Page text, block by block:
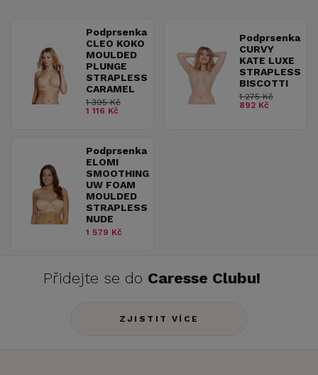
Podprsenka
CLEO KOKO
MOULDED
PLUNGE
STRAPLESS
CARAMEL
1 395 Kč
1 116 Kč
Podprsenka
CURVY
KATE LUXE
STRAPLESS
BISCOTTI
1 275 Kč
892 Kč
Podprsenka
ELOMI
SMOOTHING
UW FOAM
MOULDED
STRAPLESS
NUDE
1 579 Kč
Přidejte se do Caresse Clubu!
ZJISTIT VÍCE